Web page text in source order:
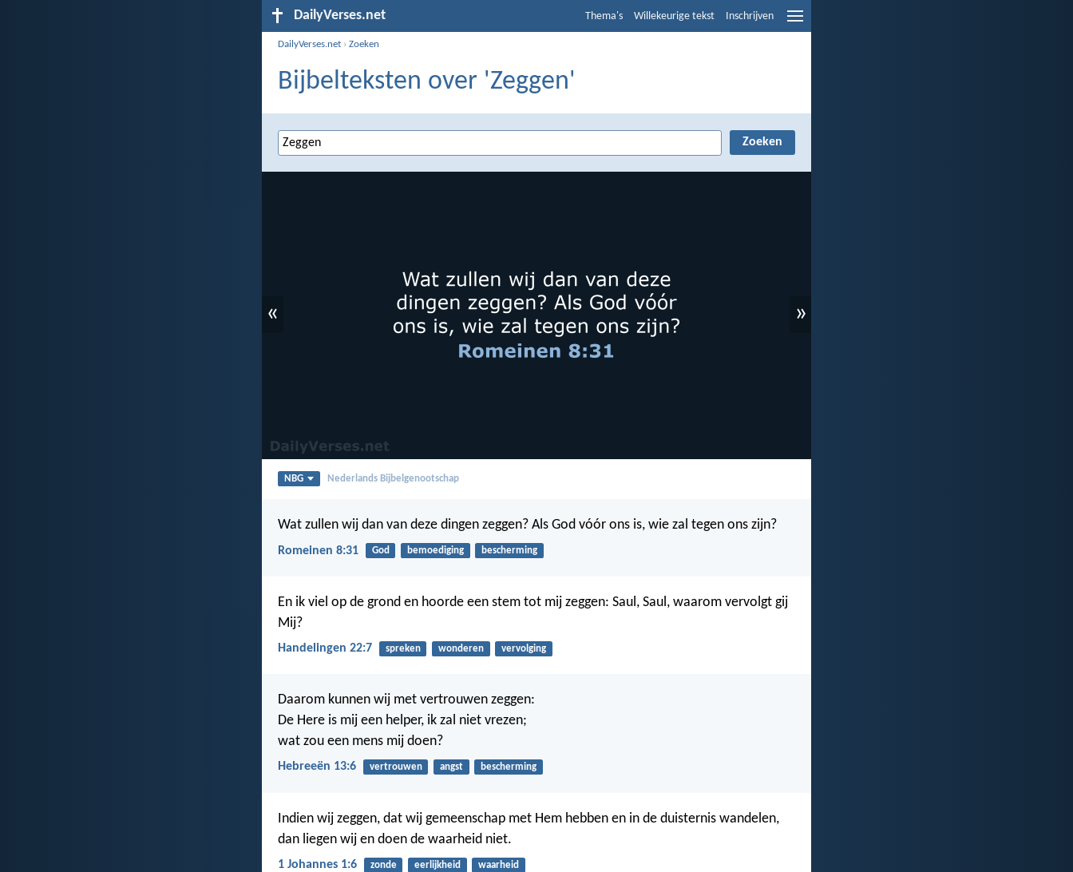
DailyVerses.net Thema's Willekeurige tekst Inschrijven
DailyVerses.net ›Zoeken
Bijbelteksten over 'Zeggen'
« »
NBG Nederlands Bijbelgenootschap
Wat zullen wij dan van deze dingen zeggen? Als God vóór ons is, wie zal tegen ons zijn?
Romeinen 8:31 God bemoediging bescherming
En ik viel op de grond en hoorde een stem tot mij zeggen: Saul, Saul, waarom vervolgt gij
Mij?
Handelingen 22:7 spreken wonderen vervolging
Daarom kunnen wij met vertrouwen zeggen:
De Here is mij een helper, ik zal niet vrezen;
wat zou een mens mij doen?
Hebreeën 13:6 vertrouwen angst bescherming
Indien wij zeggen, dat wij gemeenschap met Hem hebben en in de duisternis wandelen,
dan liegen wij en doen de waarheid niet.
1 Johannes 1:6 zonde eerlijkheid waarheid